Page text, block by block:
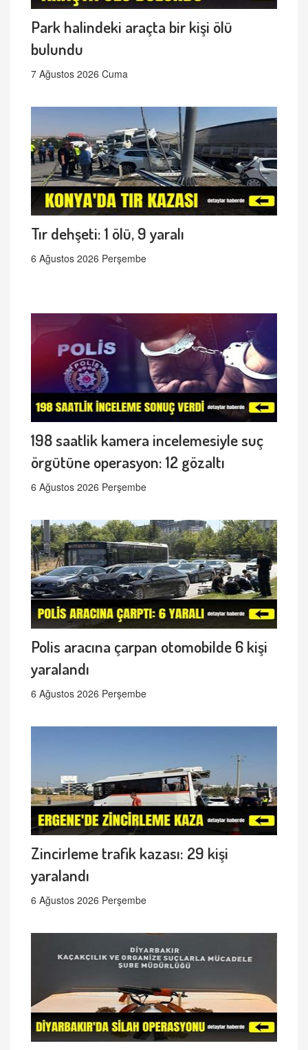
Park halindeki araçta bir kişi ölü
bulundu
7 Ağustos 2026 Cuma
Tır dehşeti: 1 ölü, 9 yaralı
6 Ağustos 2026 Perşembe
198 saatlik kamera incelemesiyle suç
örgütüne operasyon: 12 gözaltı
6 Ağustos 2026 Perşembe
Polis aracına çarpan otomobilde 6 kişi
yaralandı
6 Ağustos 2026 Perşembe
Zincirleme trafik kazası: 29 kişi
yaralandı
6 Ağustos 2026 Perşembe